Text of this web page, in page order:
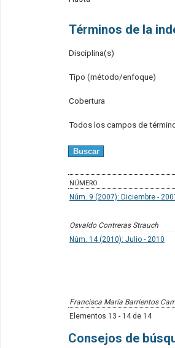
Términos de la
Disciplina(s)
Tipo (método/enfoque)
Cobertura
Todos los campos de
NÚMERO
Núm. 9 (2007): Diciembre -
Osvaldo Contreras Strauch
Núm. 14 (2010): Julio - 2010
Francisca María Barrientos
Elementos 13 - 14 de 14
Consejos de